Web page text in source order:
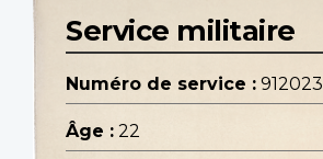
Service militaire
Numéro de service : 912023
Âge : 22